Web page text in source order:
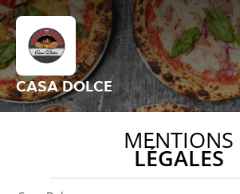
CASA DOLCE
MENTIONS
LÉGALES